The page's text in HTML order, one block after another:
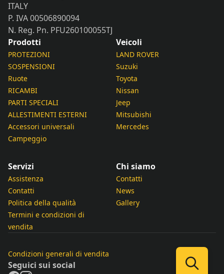
ITALY
P. IVA 00506890094
N. Reg. Pn. PFU260100055TJ
Prodotti
PROTEZIONI
SOSPENSIONI
Ruote
RICAMBI
PARTI SPECIALI
ALLESTIMENTI ESTERNI
Accessori universali
Campeggio
Veicoli
LAND ROVER
Suzuki
Toyota
Nissan
Jeep
Mitsubishi
Mercedes
Servizi
Assistenza
Contatti
Politica della qualità
Termini e condizioni di
vendita
Chi siamo
Contatti
News
Gallery
Condizioni generali di vendita
Seguici sui social